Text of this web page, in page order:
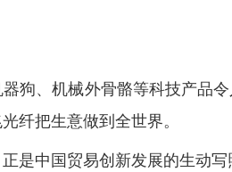
、机械外骨骼等科技产品
纤把生意做到全世界。
是中国贸易创新发展的生动写